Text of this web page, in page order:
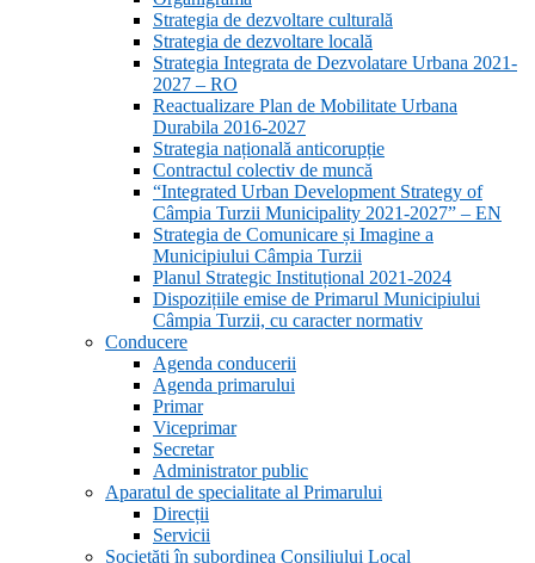
Strategia de dezvoltare culturală
Strategia de dezvoltare locală
Strategia Integrata de Dezvolatare Urbana 2021-
2027 – RO
Reactualizare Plan de Mobilitate Urbana
Durabila 2016-2027
Strategia națională anticorupție
Contractul colectiv de muncă
“Integrated Urban Development Strategy of
Câmpia Turzii Municipality 2021-2027” – EN
Strategia de Comunicare și Imagine a
Municipiului Câmpia Turzii
Planul Strategic Instituțional 2021-2024
Dispozițiile emise de Primarul Municipiului
Câmpia Turzii, cu caracter normativ
Conducere
Agenda conducerii
Agenda primarului
Primar
Viceprimar
Secretar
Administrator public
Aparatul de specialitate al Primarului
Direcții
Servicii
Sociețăți în subordinea Consiliului Local